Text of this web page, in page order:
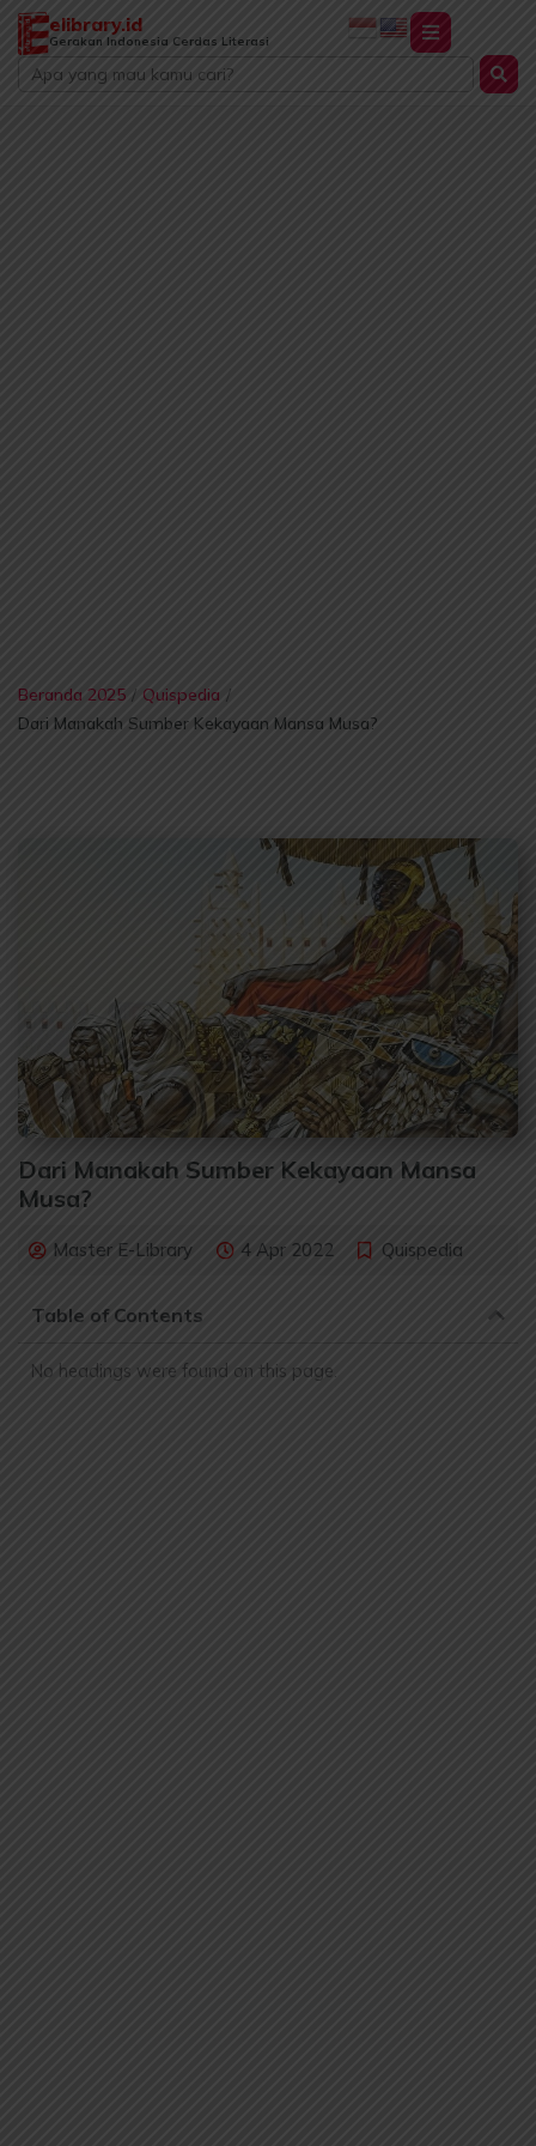
Lewati
konten
elibrary.id
Gerakan Indonesia Cerdas Literasi
Search
...
Beranda 2025 / Quispedia /
Dari Manakah Sumber Kekayaan Mansa Musa?
Dari Manakah Sumber Kekayaan Mansa
Musa?
Master E-Library 4 Apr 2022 Quispedia
Table of Contents
No headings were found on this page.